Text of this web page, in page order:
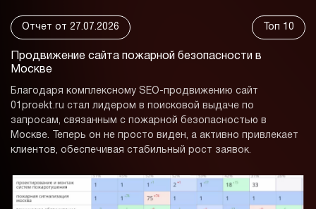
Отчет от 27.07.2026 Топ 10
Продвижение сайта пожарной безопасности в
Москве
Благодаря комплексному SEO-продвижению сайт
01proekt.ru стал лидером в поисковой выдаче по
запросам, связанным с пожарной безопасностью в
Москве. Теперь он не просто виден, а активно привлекает
клиентов, обеспечивая стабильный рост заявок.